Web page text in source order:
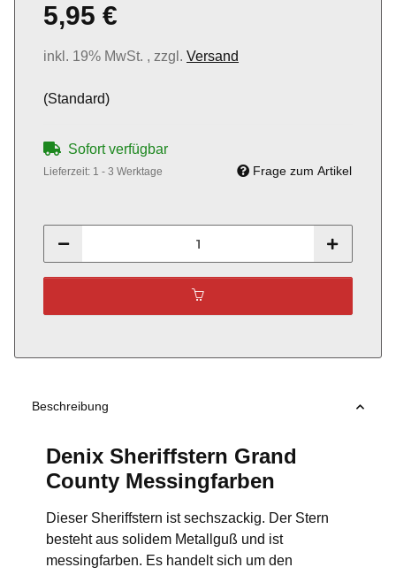
5,95 €
inkl. 19% MwSt. , zzgl. Versand
(Standard)
Sofort verfügbar
Lieferzeit: 1 - 3 Werktage Frage zum Artikel
Beschreibung
Denix Sheriffstern Grand
County Messingfarben
Dieser Sheriffstern ist sechszackig. Der Stern
besteht aus solidem Metallguß und ist
messingfarben. Es handelt sich um den